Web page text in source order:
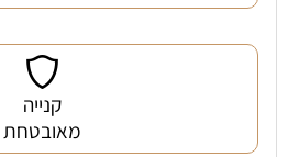
קנייה
מאובטחת